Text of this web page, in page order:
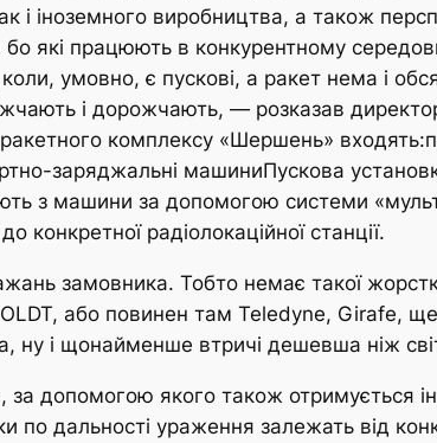
і іноземного виробництва, а також
які працюють в конкурентному
умовно, є пускові, а ракет нема і
і дорожчають, — розказав
комплексу «Шершень»
заряджальні машиниПускова
з машини за допомогою системи
конкретної радіолокаційної станції.
замовника. Тобто немає такої
або повинен там Teledyne, Girafe,
ну і щонайменше втричі дешевша ніж
допомогою якого також отримується
по дальності ураження залежать від